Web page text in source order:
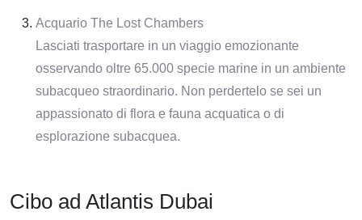
Acquario The Lost Chambers
Lasciati trasportare in un viaggio emozionante
osservando oltre 65.000 specie marine in un ambiente
subacqueo straordinario. Non perdertelo se sei un
appassionato di flora e fauna acquatica o di
esplorazione subacquea.
Cibo ad Atlantis Dubai